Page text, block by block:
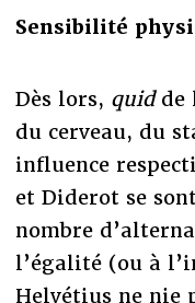
Sensibilité
Dès lors, quid de
du cerveau, du
influence
et Diderot se
nombre
l’égalité (ou à
Helvétius ne nie